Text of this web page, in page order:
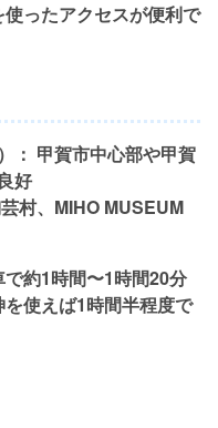
ったアクセスが便利で
： 甲賀市中心部や甲賀
好
村、MIHO MUSEUM
で約1時間〜1時間20分
使えば1時間半程度で